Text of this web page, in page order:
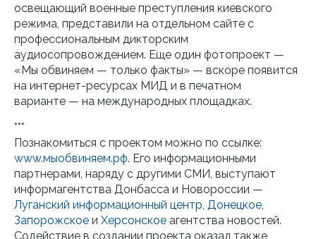
освещающий военные преступления киевского
режима, представили на отдельном сайте с
профессиональным дикторским
аудиосопровождением. Еще один фотопроект —
«Мы обвиняем — только факты» — вскоре появится
на интернет-ресурсах МИД и в печатном
варианте — на международных площадках.
***
Познакомиться с проектом можно по ссылке:
www.мыобвиняем.рф. Его информационными
партнерами, наряду с другими СМИ, выступают
информагентства Донбасса и Новороссии —
Луганский информационный центр, Донецкое,
Запорожское и Херсонское агентства новостей.
Содействие в создании проекта оказал также